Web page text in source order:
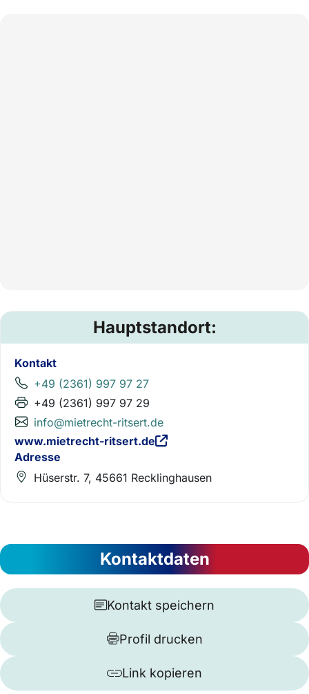
Hauptstandort:
Kontakt
+49 (2361) 997 97 27
+49 (2361) 997 97 29
info@mietrecht-ritsert.de
www.mietrecht-ritsert.de
Adresse
Hüserstr. 7, 45661 Recklinghausen
Kontaktdaten
Kontakt speichern
Profil drucken
Link kopieren